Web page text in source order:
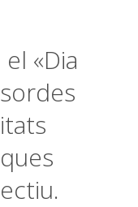
«Dia